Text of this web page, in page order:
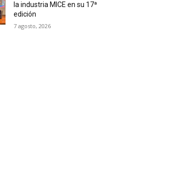
la industria MICE en su 17ª
edición
7 agosto, 2026